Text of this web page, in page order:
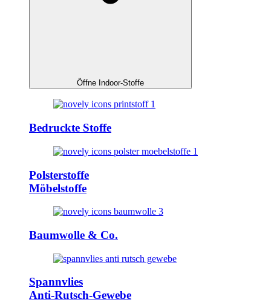
Öffne Indoor-Stoffe
Bedruckte Stoffe
Polsterstoffe
Möbelstoffe
Baumwolle & Co.
Spannvlies
Anti-Rutsch-Gewebe